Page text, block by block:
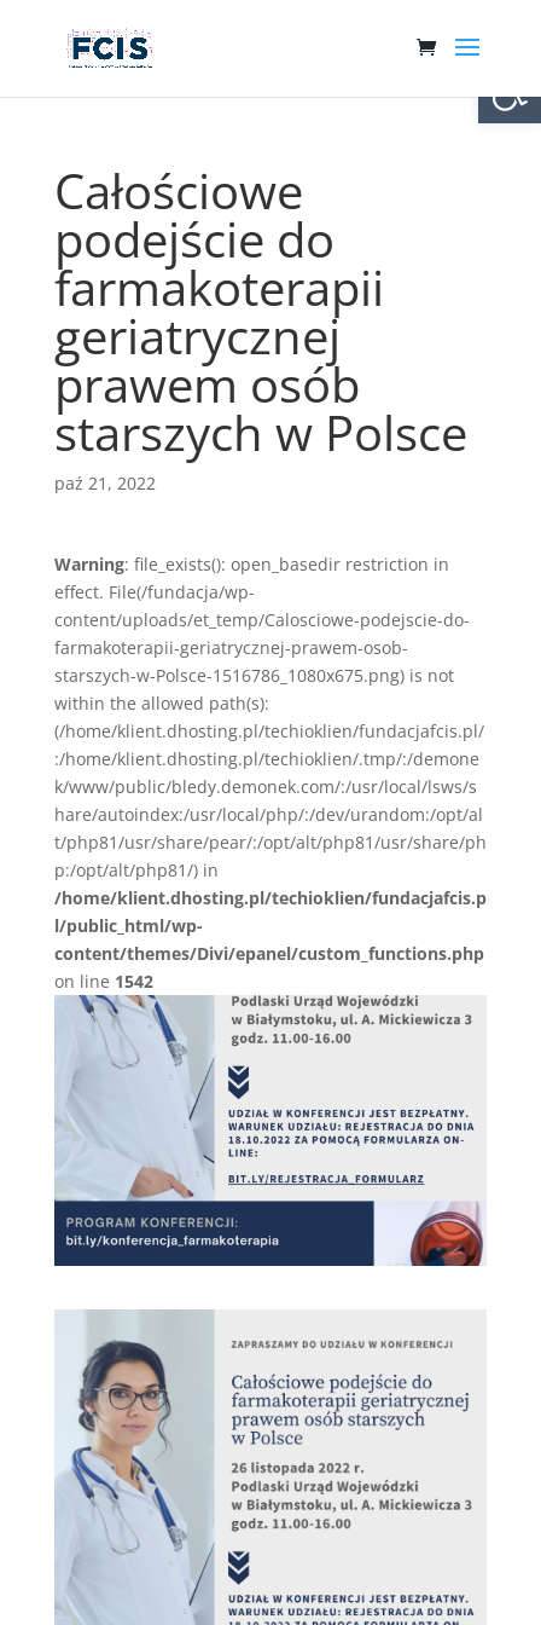
Całościowe
podejście do
farmakoterapii
geriatrycznej
prawem osób
starszych w Polsce
paź 21, 2022
Warning: file_exists(): open_basedir restriction in
effect. File(/fundacja/wp-
content/uploads/et_temp/Calosciowe-podejscie-do-
farmakoterapii-geriatrycznej-prawem-osob-
starszych-w-Polsce-1516786_1080x675.png) is not
within the allowed path(s):
(/home/klient.dhosting.pl/techioklien/fundacjafcis.pl/
:/home/klient.dhosting.pl/techioklien/.tmp/:/demone
k/www/public/bledy.demonek.com/:/usr/local/lsws/s
hare/autoindex:/usr/local/php/:/dev/urandom:/opt/al
t/php81/usr/share/pear/:/opt/alt/php81/usr/share/ph
p:/opt/alt/php81/) in
/home/klient.dhosting.pl/techioklien/fundacjafcis.p
l/public_html/wp-
content/themes/Divi/epanel/custom_functions.php
on line 1542